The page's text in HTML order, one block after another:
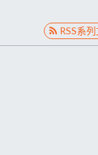
RSS系